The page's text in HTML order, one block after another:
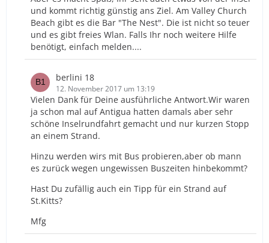
und kommt richtig günstig ans Ziel. Am Valley Church
Beach gibt es die Bar "The Nest". Die ist nicht so teuer
und es gibt freies Wlan. Falls Ihr noch weitere Hilfe
benötigt, einfach melden....
berlini 18
12. November 2017 um 13:19
Vielen Dank für Deine ausführliche Antwort.Wir waren
ja schon mal auf Antigua hatten damals aber sehr
schöne Inselrundfahrt gemacht und nur kurzen Stopp
an einem Strand.
Hinzu werden wirs mit Bus probieren,aber ob mann
es zurück wegen ungewissen Buszeiten hinbekommt?
Hast Du zufällig auch ein Tipp für ein Strand auf
St.Kitts?
Mfg